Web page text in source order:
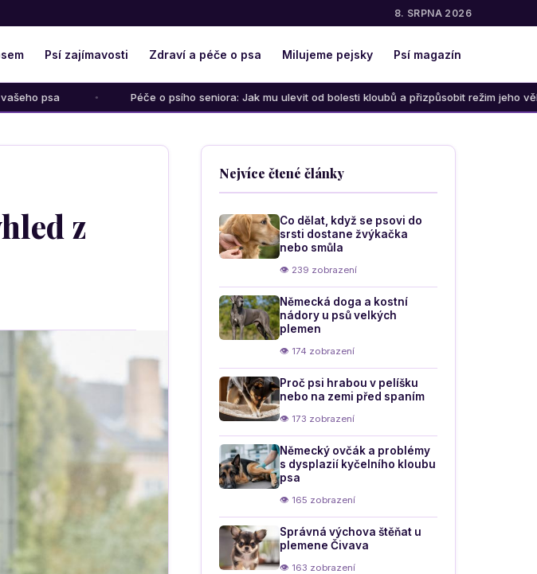
8. SRPNA 2026
Psí zajímavosti Zdraví a péče o psa Milujeme pejsky Psí magazín
Péče o psího seniora: Jak mu ulevit od bolesti kloubů a přizpůsobit režim jeho věku
z
Nejvíce čtené články
Co dělat, když se psovi do
srsti dostane žvýkačka
nebo smůla
👁 239 zobrazení
Německá doga a kostní
nádory u psů velkých
plemen
👁 174 zobrazení
Proč psi hrabou v pelíšku
nebo na zemi před spaním
👁 173 zobrazení
Německý ovčák a problémy
s dysplazií kyčelního kloubu
psa
👁 165 zobrazení
Správná výchova štěňat u
plemene Čivava
👁 163 zobrazení